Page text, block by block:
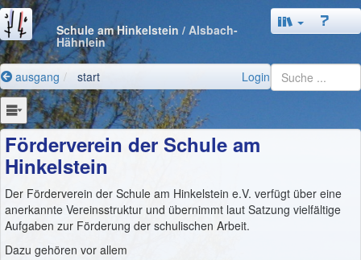
Schule am Hinkelstein / Alsbach-
Hähnlein
ausgang start Login
Förderverein der Schule am
Hinkelstein
Der Förderverein der Schule am Hinkelstein e.V. verfügt über eine
anerkannte Vereinsstruktur und übernimmt laut Satzung vielfältige
Aufgaben zur Förderung der schulischen Arbeit.
Dazu gehören vor allem